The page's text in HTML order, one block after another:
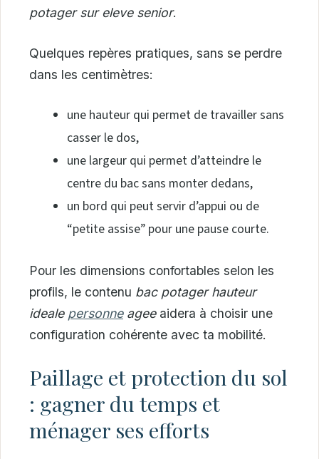
potager sur eleve senior.
Quelques repères pratiques, sans se perdre
dans les centimètres:
une hauteur qui permet de travailler sans
casser le dos,
une largeur qui permet d’atteindre le
centre du bac sans monter dedans,
un bord qui peut servir d’appui ou de
“petite assise” pour une pause courte.
Pour les dimensions confortables selon les
profils, le contenu bac potager hauteur
ideale personneageeaidera à choisir une
configuration cohérente avec ta mobilité.
Paillage et protection du sol
: gagner du temps et
ménager ses efforts